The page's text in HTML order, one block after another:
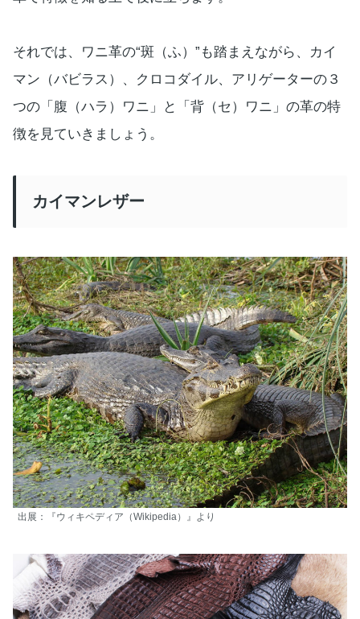
それでは、ワニ革の“斑（ふ）”も踏まえながら、カイ
マン（バビラス）、クロコダイル、アリゲーターの３
つの「腹（ハラ）ワニ」と「背（セ）ワニ」の革の特
徴を見ていきましょう。
カイマンレザー
出展：『ウィキペディア（Wikipedia）』より